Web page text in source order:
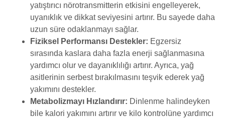
yatıştırıcı nörotransmitterin etkisini engelleyerek,
uyanıklık ve dikkat seviyesini artırır. Bu sayede daha
uzun süre odaklanmayı sağlar.
Fiziksel Performansı Destekler: Egzersiz
sırasında kaslara daha fazla enerji sağlanmasına
yardımcı olur ve dayanıklılığı artırır. Ayrıca, yağ
asitlerinin serbest bırakılmasını teşvik ederek yağ
yakımını destekler.
Metabolizmayı Hızlandırır: Dinlenme halindeyken
bile kalori yakımını artırır ve kilo kontrolüne yardımcı